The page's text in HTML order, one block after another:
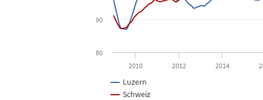
The chart has 1 Y axis displaying Prozent. Data
Luzern
Schweiz
2010 2012 2014
80
90